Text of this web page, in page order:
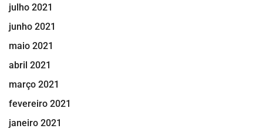
julho 2021
junho 2021
maio 2021
abril 2021
março 2021
fevereiro 2021
janeiro 2021